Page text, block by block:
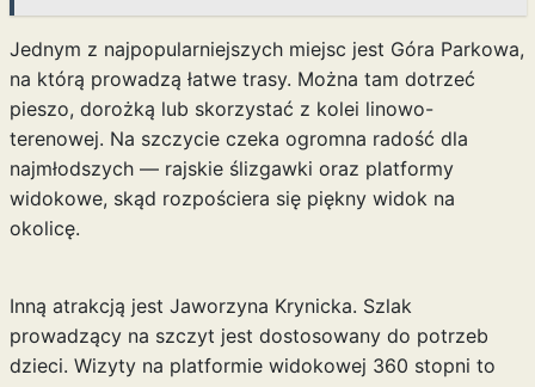
Jednym z najpopularniejszych miejsc jest Góra Parkowa,
na którą prowadzą łatwe trasy. Można tam dotrzeć
pieszo, dorożką lub skorzystać z kolei linowo-
terenowej. Na szczycie czeka ogromna radość dla
najmłodszych — rajskie ślizgawki oraz platformy
widokowe, skąd rozpościera się piękny widok na
okolicę.
Inną atrakcją jest Jaworzyna Krynicka. Szlak
prowadzący na szczyt jest dostosowany do potrzeb
dzieci. Wizyty na platformie widokowej 360 stopni to